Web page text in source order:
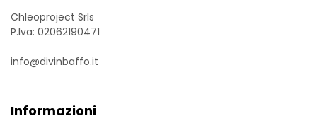
Chleoproject Srls
P.Iva: 02062190471
info@divinbaffo.it
Informazioni